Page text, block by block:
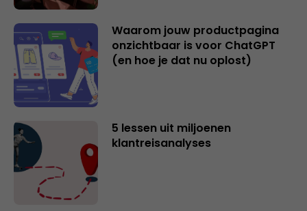
Waarom jouw productpagina
onzichtbaar is voor ChatGPT
(en hoe je dat nu oplost)
5 lessen uit miljoenen
klantreisanalyses